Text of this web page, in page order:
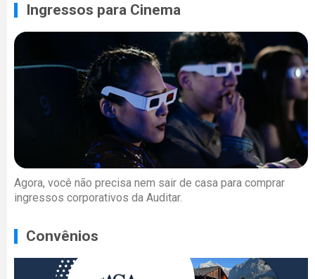
Ingressos para Cinema
Agora, você não precisa nem sair de casa para comprar
ingressos corporativos da Auditar.
Convênios